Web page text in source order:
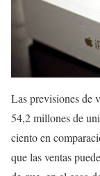
Las previsiones de
54,2 millones de
ciento en
que las ventas